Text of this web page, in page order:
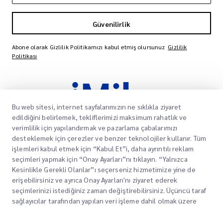
Güvenilirlik
Abone olarak Gizlilik Politikamızı kabul etmiş olursunuz Gizlilik
Politikası
Müşterilerimizin paketlerinin varış noktalarına
zamanında ve güvenli bir şekilde ulaşmasını
sağlamak, onlara güven ve gönül rahatlığı
sağlamak için güvenilir hizmetler sunmaya
kendimizi adadık.
Bu web sitesi, internet sayfalarımızın ne sıklıkla ziyaret
edildiğini belirlemek, tekliflerimizi maksimum rahatlık ve
verimlilik için yapılandırmak ve pazarlama çabalarımızı
desteklemek için çerezler ve benzer teknolojiler kullanır. Tüm
işlemleri kabul etmek için “Kabul Et”i, daha ayrıntılı reklam
seçimleri yapmak için “Onay Ayarları”nı tıklayın. “Yalnızca
Kesinlikle Gerekli Olanlar”ı seçerseniz hizmetimize yine de
erişebilirsiniz ve ayrıca Onay Ayarları'nı ziyaret ederek
seçimlerinizi istediğiniz zaman değiştirebilirsiniz. Üçüncü taraf
sağlayıcılar tarafından yapılan veri işleme dahil olmak üzere